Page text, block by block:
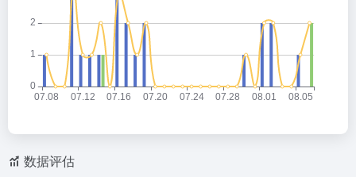
数据评估